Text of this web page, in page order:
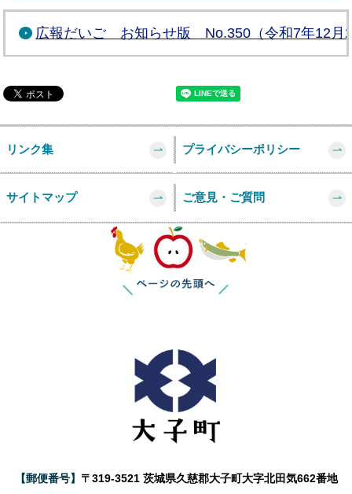
広報だいご お知らせ版 No.350（令和7年12月
リンク集 プライバシーポリシー
サイトマップ ご意見・ご質問
【郵便番号】 〒319-3521 茨城県久慈郡大子町大字北田気662番地